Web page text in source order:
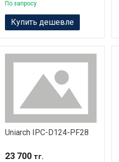
По запросу
Купить дешевле
Uniarch IPC-D124-PF28
23 700тг.